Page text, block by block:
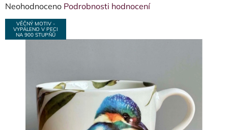
Průměrné
hodnocení
produktu
hvězdiček.
Neohodnoceno Podrobnosti hodnocení
VĚČNÝ MOTIV -
VYPÁLENO V PECI
NA 900 STUPŇŮ